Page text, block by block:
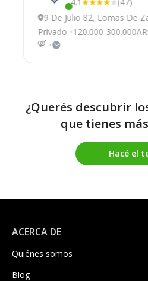
Este centro ha estado
9 De Julio 82, Lomas De
Privado
120.000-
¿Querés descubrir
que tienes
Hacé el
ACERCA DE
Quiénes somos
Blog